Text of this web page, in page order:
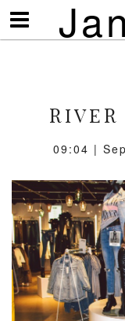
Visa/göm
meny
09:04 |